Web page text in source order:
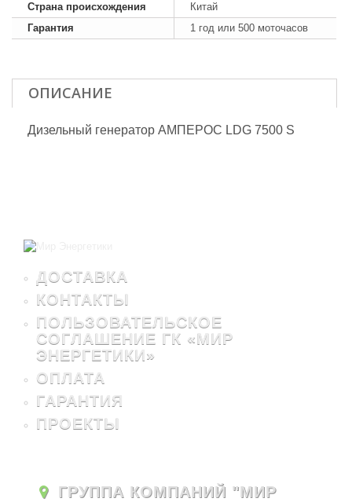
Страна происхождения
Китай
Гарантия
1 год или 500 моточасов
ОПИСАНИЕ
Дизельный генератор АМПЕРОС LDG 7500 S
ДОСТАВКА
КОНТАКТЫ
ПОЛЬЗОВАТЕЛЬСКОЕ
СОГЛАШЕНИЕ ГК «МИР
ЭНЕРГЕТИКИ»
ОПЛАТА
ГАРАНТИЯ
ПРОЕКТЫ
ГРУППА КОМПАНИЙ "МИР